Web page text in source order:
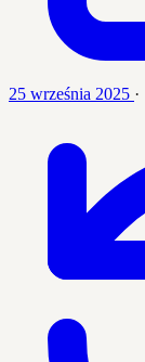
25 września 2025 ·